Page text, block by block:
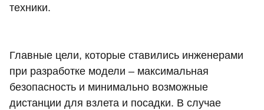
техники.
Главные цели, которые ставились инженерами
при разработке модели – максимальная
безопасность и минимально возможные
дистанции для взлета и посадки. В случае